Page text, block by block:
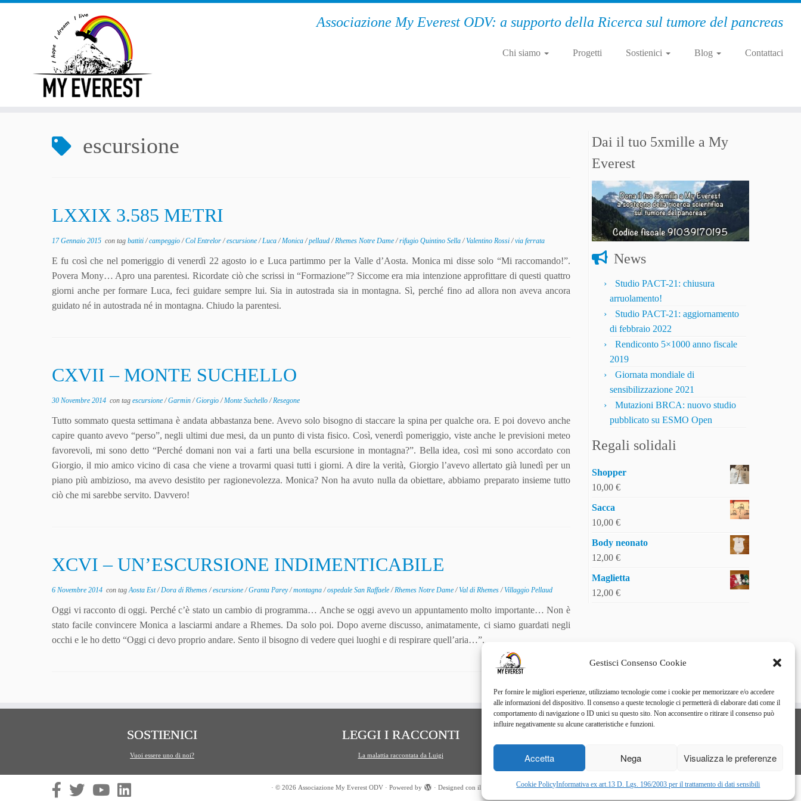
Gestisci Consenso Cookie
Per fornire le migliori esperienze, utilizziamo tecnologie come i cookie per memorizzare e/o accedere
alle informazioni del dispositivo. Il consenso a queste tecnologie ci permetterà di elaborare dati come il
comportamento di navigazione o ID unici su questo sito. Non acconsentire o ritirare il consenso può
influire negativamente su alcune caratteristiche e funzioni.
Accetta Nega Visualizza le preferenze
Cookie PolicyInformativa ex art.13 D. Lgs. 196/2003 per il trattamento di dati sensibili
Associazione My Everest ODV: a supporto della Ricerca sul tumore del pancreas
Chi siamo Progetti Sostienici Blog Contattaci
escursione
LXXIX 3.585 METRI
17 Gennaio 2015 con tag battiti/campeggio/Col Entrelor/escursione/Luca/Monica/pellaud/Rhemes Notre Dame/rifugio Quintino Sella/Valentino Rossi/via ferrata
E fu così che nel pomeriggio di venerdì 22 agosto io e Luca partimmo per la Valle d’Aosta. Monica mi disse solo “Mi raccomando!”.
Povera Mony… Apro una parentesi. Ricordate ciò che scrissi in “Formazione”? Siccome era mia intenzione approfittare di questi quattro
giorni anche per formare Luca, feci guidare sempre lui. Sia in autostrada sia in montagna. Sì, perché fino ad allora non aveva ancora
guidato né in autostrada né in montagna. Chiudo la parentesi.
CXVII – MONTE SUCHELLO
30 Novembre 2014 con tag escursione/Garmin/Giorgio/Monte Suchello/Resegone
Tutto sommato questa settimana è andata abbastanza bene. Avevo solo bisogno di staccare la spina per qualche ora. E poi dovevo anche
capire quanto avevo “perso”, negli ultimi due mesi, da un punto di vista fisico. Così, venerdì pomeriggio, viste anche le previsioni meteo
favorevoli, mi sono detto “Perché domani non vai a farti una bella escursione in montagna?”. Bella idea, così mi sono accordato con
Giorgio, il mio amico vicino di casa che viene a trovarmi quasi tutti i giorni. A dire la verità, Giorgio l’avevo allertato già lunedì per un
piano più ambizioso, ma avevo desistito per ragionevolezza. Monica? Non ha avuto nulla da obiettare, abbiamo preparato insieme tutto
ciò che mi sarebbe servito. Davvero!
XCVI – UN’ESCURSIONE INDIMENTICABILE
6 Novembre 2014 con tagAosta Est/Dora di Rhemes/escursione/Granta Parey/montagna/ospedale San Raffaele/Rhemes Notre Dame/Val di Rhemes/Villaggio Pellaud
Oggi vi racconto di oggi. Perché c’è stato un cambio di programma… Anche se oggi avevo un appuntamento molto importante… Non è
stato facile convincere Monica a lasciarmi andare a Rhemes. Da solo poi. Dopo averne discusso, animatamente, ci siamo guardati negli
occhi e le ho detto “Oggi ci devo proprio andare. Sento il bisogno di vedere quei luoghi e di respirare quell’aria…”.
Dai il tuo 5xmille a My
Everest
News
Studio PACT-21: chiusura
arruolamento!
Studio PACT-21: aggiornamento
di febbraio 2022
Rendiconto 5×1000 anno fiscale
2019
Giornata mondiale di
sensibilizzazione 2021
Mutazioni BRCA: nuovo studio
pubblicato su ESMO Open
Regali solidali
Shopper
10,00 €
Sacca
10,00 €
Body neonato
12,00 €
Maglietta
12,00 €
SOSTIENICI
Vuoi essere uno di noi?
LEGGI I RACCONTI
La malattia raccontata da Luigi Sostieni anche tu la ricerca scientifica sul tumore del pancreas
· © 2026 Associazione My Everest ODV · Powered by · Designed con il tema Customizr·